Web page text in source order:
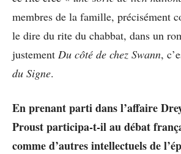
membres de la famille, précisément
le dire du rite du chabbat, dans un
justement Du côté de chez Swann,
du Signe.
En prenant parti dans l’affaire
Proust participa-t-il au débat
comme d’autres intellectuels de